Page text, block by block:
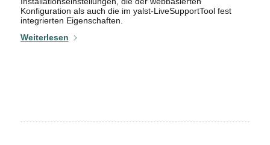
Konfiguration als auch die im yalst-LiveSupportTool fest
integrierten Eigenschaften.
Weiterlesen